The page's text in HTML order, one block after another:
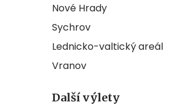
Nové Hrady
Sychrov
Lednicko-valtický areál
Vranov
Další výlety